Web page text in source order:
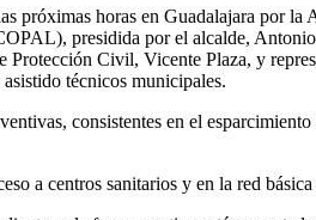
próximas horas en Guadalajara por
presidida por el alcalde,
Civil, Vicente Plaza, y
técnicos municipales.
consistentes en el
a centros sanitarios y en la red